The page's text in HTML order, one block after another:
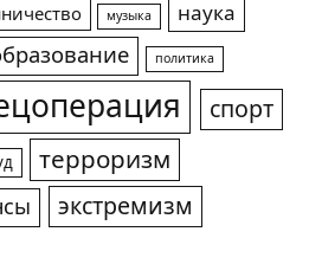
музыка
наука
политика
спорт
терроризм
экстремизм